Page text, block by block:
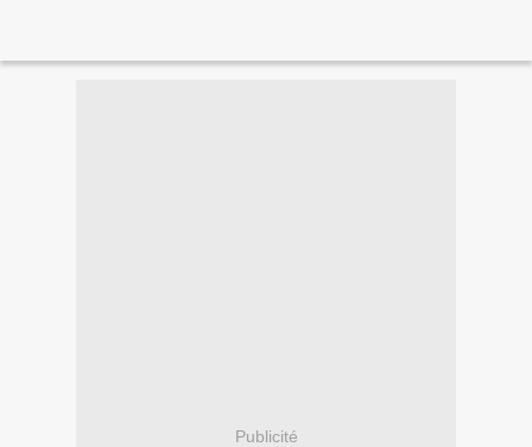
Publicité